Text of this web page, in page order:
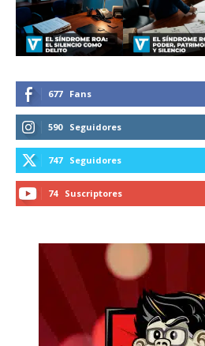
reducción de daños en
electrónico.
receive all the news of
tobacco harm reduction
677 Fans
590 Seguidores
747 Seguidores
74 Suscriptores